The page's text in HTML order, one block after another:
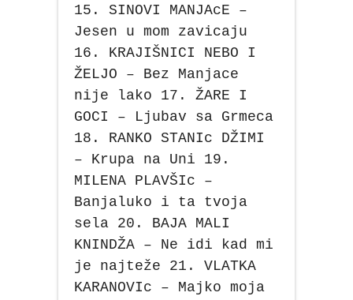
15. SINOVI MANJAcE –
Jesen u mom zavicaju
16. KRAJIŠNICI NEBO I
ŽELJO – Bez Manjace
nije lako 17. ŽARE I
GOCI – Ljubav sa Grmeca
18. RANKO STANIc DŽIMI
– Krupa na Uni 19.
MILENA PLAVŠIc –
Banjaluko i ta tvoja
sela 20. BAJA MALI
KNINDŽA – Ne idi kad mi
je najteže 21. VLATKA
KARANOVIc – Majko moja